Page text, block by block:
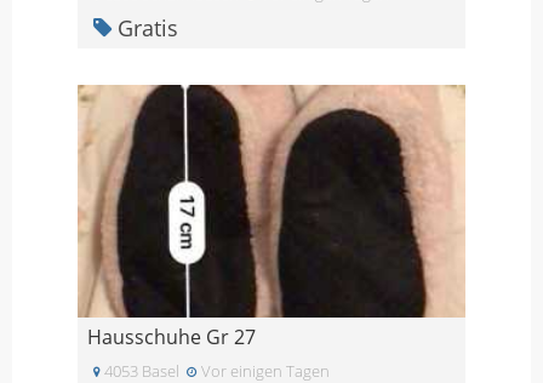
Gratis
Hausschuhe Gr 27
4053 Basel Vor einigen Tagen